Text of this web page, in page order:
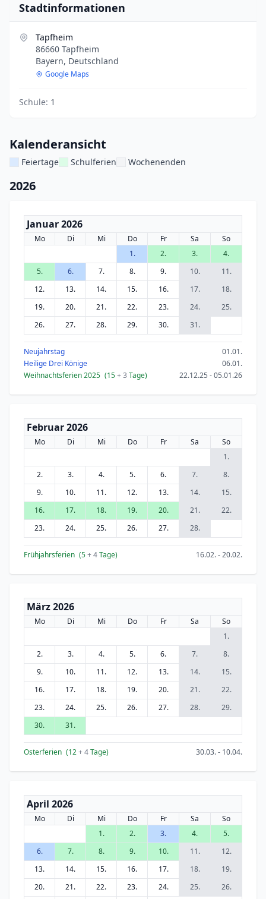
Stadtinformationen
Tapfheim
86660 Tapfheim
Bayern, Deutschland
Google Maps
Schule: 1
Kalenderansicht
Feiertage Schulferien Wochenenden
2026
Januar 2026
Mo Di Mi Do Fr Sa
So
1.
2. 3.
4.
5.
6. 7. 8. 9. 10.
11.
12.
13. 14. 15. 16. 17.
18.
19.
20. 21. 22. 23. 24.
25.
26.
27. 28. 29. 30. 31.
Neujahrstag
01.01.
Heilige Drei Könige
06.01.
Weihnachtsferien 2025 (15+ 3 Tage) 22.12.25 - 05.01.26
Februar 2026
Mo Di Mi Do Fr Sa
So
1.
2.
3. 4. 5. 6. 7.
8.
9.
10. 11. 12. 13. 14.
15.
16.
17. 18. 19. 20. 21.
22.
23.
24. 25. 26. 27. 28.
Frühjahrsferien (5+ 4Tage) 16.02. - 20.02.
März 2026
Mo Di Mi Do Fr Sa
So
1.
2.
3. 4. 5. 6. 7.
8.
9.
10. 11. 12. 13. 14.
15.
16.
17. 18. 19. 20. 21.
22.
23.
24. 25. 26. 27. 28.
29.
30.
31.
Osterferien (12+ 4Tage) 30.03. - 10.04.
April 2026
Mo Di Mi Do Fr Sa
So
1.
2. 3. 4.
5.
6.
7. 8. 9. 10. 11.
12.
13.
14. 15. 16. 17. 18.
19.
20.
21. 22. 23. 24. 25.
26.